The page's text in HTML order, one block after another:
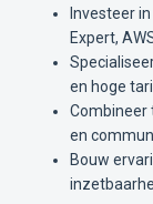
Investeer
Expert,
en hoge
Combineer
en
Bouw